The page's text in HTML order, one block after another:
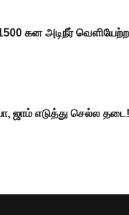
1500 கன அடிநீர்
ஜாம் எடுத்து செல்ல தடை!